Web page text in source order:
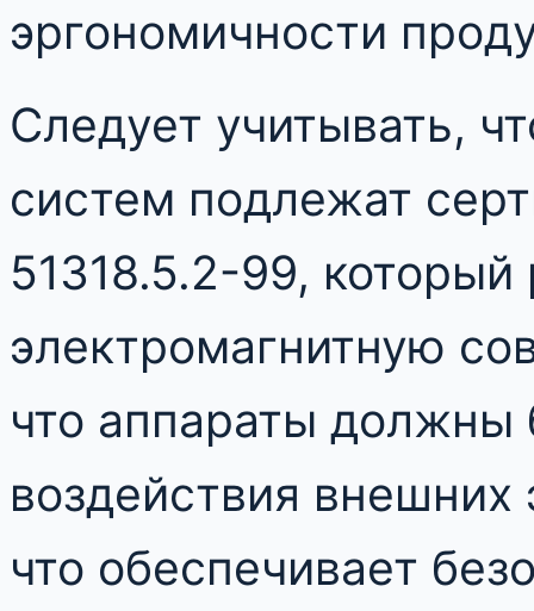
эргономичности
Следует учитывать,
систем подлежат
51318.5.2-99, который
электромагнитную
что аппараты
воздействия
что обеспечивает